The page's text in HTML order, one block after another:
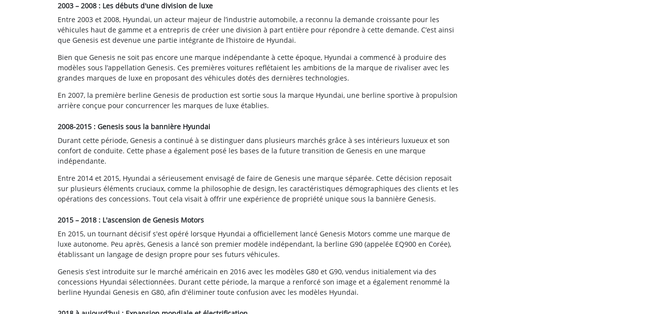
2003 – 2008 : Les débuts d'une division de luxe
Entre 2003 et 2008, Hyundai, un acteur majeur de l’industrie automobile, a reconnu la demande croissante pour les
véhicules haut de gamme et a entrepris de créer une division à part entière pour répondre à cette demande. C’est ainsi
que Genesis est devenue une partie intégrante de l’histoire de Hyundai.
Bien que Genesis ne soit pas encore une marque indépendante à cette époque, Hyundai a commencé à produire des
modèles sous l’appellation Genesis. Ces premières voitures reflétaient les ambitions de la marque de rivaliser avec les
grandes marques de luxe en proposant des véhicules dotés des dernières technologies.
En 2007, la première berline Genesis de production est sortie sous la marque Hyundai, une berline sportive à propulsion
arrière conçue pour concurrencer les marques de luxe établies.
2008-2015 : Genesis sous la bannière Hyundai
Durant cette période, Genesis a continué à se distinguer dans plusieurs marchés grâce à ses intérieurs luxueux et son
confort de conduite. Cette phase a également posé les bases de la future transition de Genesis en une marque
indépendante.
Entre 2014 et 2015, Hyundai a sérieusement envisagé de faire de Genesis une marque séparée. Cette décision reposait
sur plusieurs éléments cruciaux, comme la philosophie de design, les caractéristiques démographiques des clients et les
opérations des concessions. Tout cela visait à offrir une expérience de propriété unique sous la bannière Genesis.
2015 – 2018 : L'ascension de Genesis Motors
En 2015, un tournant décisif s'est opéré lorsque Hyundai a officiellement lancé Genesis Motors comme une marque de
luxe autonome. Peu après, Genesis a lancé son premier modèle indépendant, la berline G90 (appelée EQ900 en Corée),
établissant un langage de design propre pour ses futurs véhicules.
Genesis s’est introduite sur le marché américain en 2016 avec les modèles G80 et G90, vendus initialement via des
concessions Hyundai sélectionnées. Durant cette période, la marque a renforcé son image et a également renommé la
berline Hyundai Genesis en G80, afin d'éliminer toute confusion avec les modèles Hyundai.